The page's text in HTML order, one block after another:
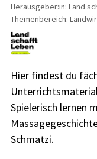
Herausgeber:in: Land
Themenbereich:
Hier findest du
Spielerisch lernen
Schmatzi.